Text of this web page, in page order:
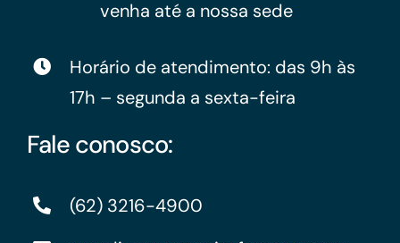
venha até a nossa sede
Horário de atendimento: das 9h às
17h – segunda a sexta-feira
Fale conosco:
(62) 3216-4900